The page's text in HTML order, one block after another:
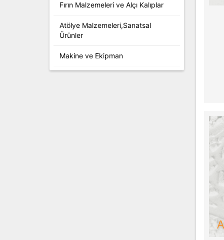
Fırın Malzemeleri ve Alçı Kalıplar
Atölye Malzemeleri,Sanatsal
Ürünler
Makine ve Ekipman